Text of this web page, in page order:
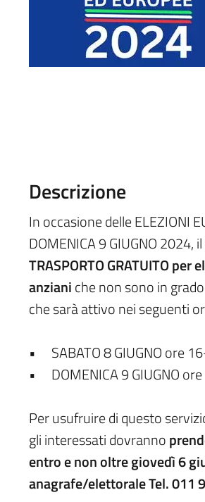
Descrizione
In occasione delle ELEZIONI
DOMENICA 9 GIUGNO
TRASPORTO GRATUITO
anzianiche non sono in
che sarà attivo nei seguenti
•
SABATO 8 GIUGNO ore
•
DOMENICA 9 GIUGNO
Per usufruire di questo
gli interessati dovranno
entro e non oltre giovedì 6
anagrafe/elettorale Tel. 011